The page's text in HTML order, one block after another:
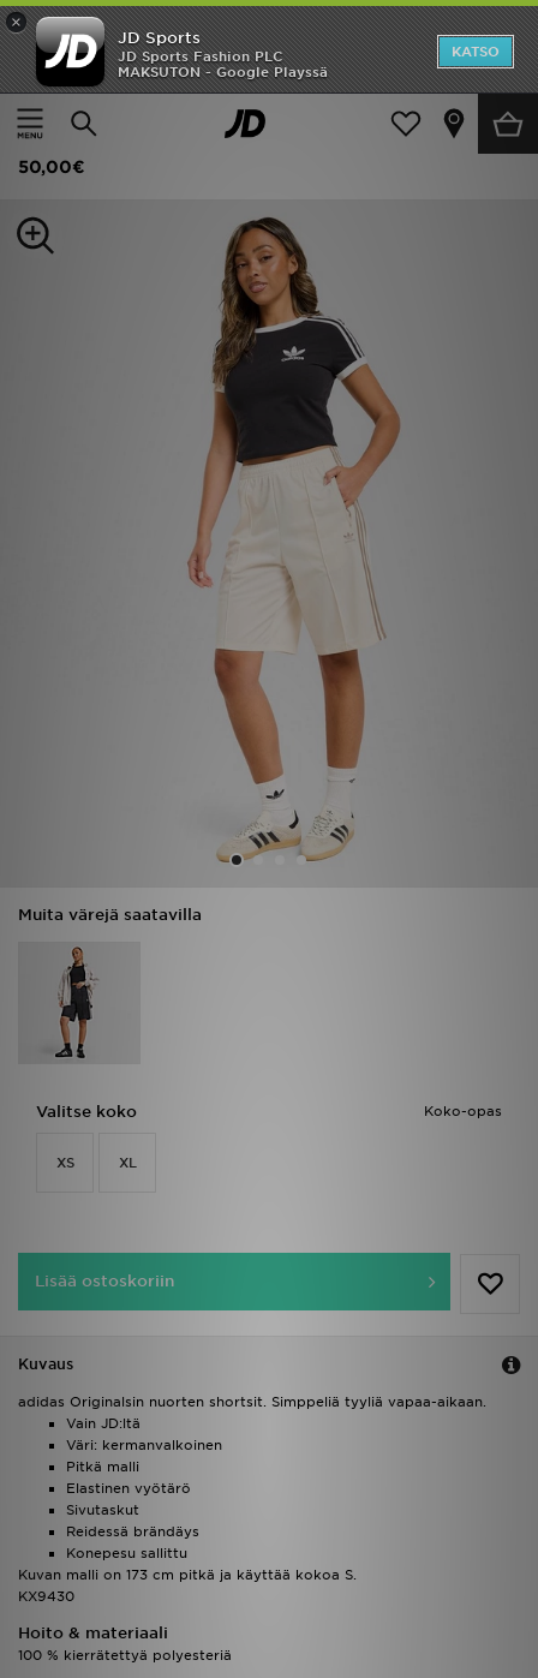
×
JD Sports
JD Sports Fashion PLC
MAKSUTON - Google Playssä
KATSO
Etusivu
Naiset Naisten vaatteet Shortsit
adidas Originals Pitkät shortsit Naiset
50,00€
Muita värejä saatavilla
Koko-opas
Valitse koko
XS XL
Lisää ostoskoriin
Kuvaus
adidas Originalsin nuorten shortsit. Simppeliä tyyliä vapaa-aikaan.
Vain JD:ltä
Väri: kermanvalkoinen
Pitkä malli
Elastinen vyötärö
Sivutaskut
Reidessä brändäys
Konepesu sallittu
Kuvan malli on 173 cm pitkä ja käyttää kokoa S.
KX9430
Hoito & materiaali
100 % kierrätettyä polyesteriä
Etusivu
Ale
Miehet